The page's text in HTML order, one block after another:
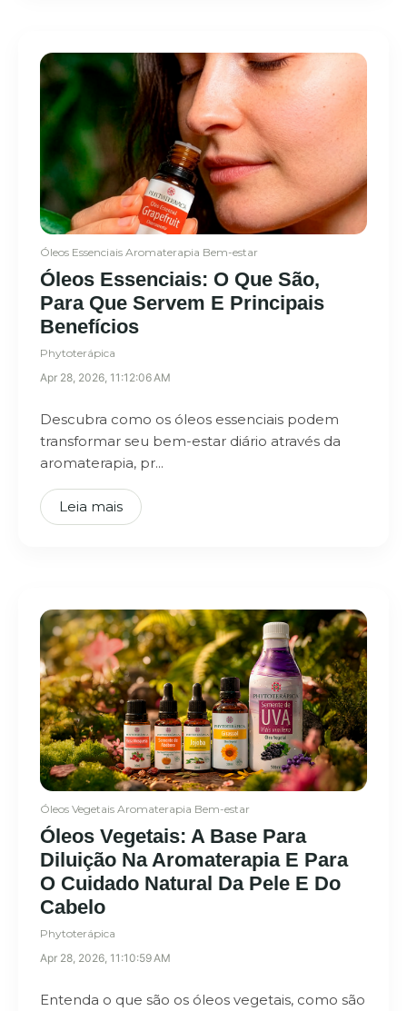
Óleos Essenciais Aromaterapia Bem-estar
Óleos Essenciais: O Que São,
Para Que Servem E Principais
Benefícios
Phytoterápica
Apr 28, 2026, 11:12:06 AM
Descubra como os óleos essenciais podem
transformar seu bem-estar diário através da
aromaterapia, pr...
Leia mais
Óleos Vegetais Aromaterapia Bem-estar
Óleos Vegetais: A Base Para
Diluição Na Aromaterapia E Para
O Cuidado Natural Da Pele E Do
Cabelo
Phytoterápica
Apr 28, 2026, 11:10:59 AM
Entenda o que são os óleos vegetais, como são